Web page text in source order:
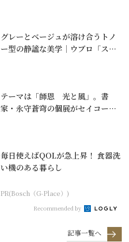
グレーとベージュが溶け合うトノ
ー型の静謐な美学｜ウブロ「スピ
テーマは「師恩 光と風」。書
家・永守蒼穹の個展がセイコーハ
毎日使えばQOLが急上昇！ 食器洗
い機のある暮らし
PR(Bosch（G-Place）)
Recommended by
記事一覧へ